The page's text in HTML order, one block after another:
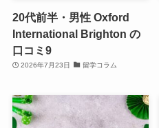
20代前半・男性 Oxford
International Brighton の
口コミ9
2026年7月23日 留学コラム